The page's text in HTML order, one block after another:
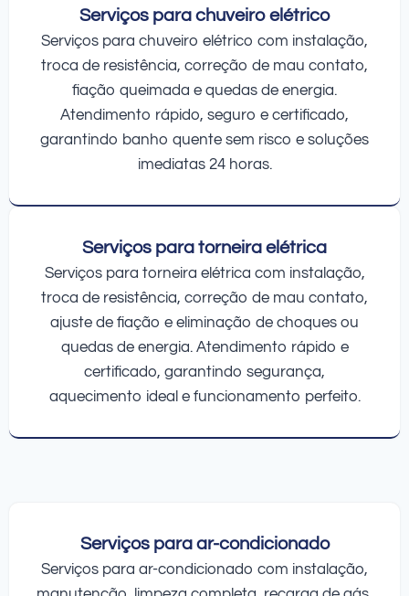
Serviços para chuveiro elétrico
Serviços para chuveiro elétrico com instalação,
troca de resistência, correção de mau contato,
fiação queimada e quedas de energia.
Atendimento rápido, seguro e certificado,
garantindo banho quente sem risco e soluções
imediatas 24 horas.
Serviços para torneira elétrica
Serviços para torneira elétrica com instalação,
troca de resistência, correção de mau contato,
ajuste de fiação e eliminação de choques ou
quedas de energia. Atendimento rápido e
certificado, garantindo segurança,
aquecimento ideal e funcionamento perfeito.
Serviços para ar-condicionado
Serviços para ar-condicionado com instalação,